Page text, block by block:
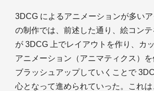
3DCG によるアニメーションが多い
の制作では、前述した通り、絵コン
が 3DCG 上でレイアウトを作り、カ
アニメーション（アニマティクス）
ブラッシュアップしていくことで
心となって進められていった。これ